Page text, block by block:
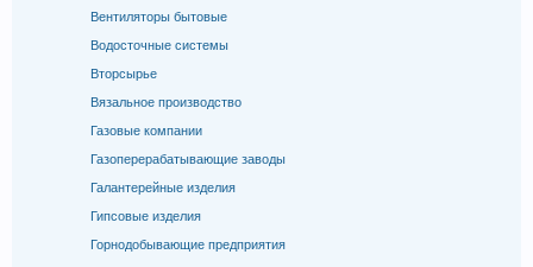
Вентиляторы бытовые
Водосточные системы
Вторсырье
Вязальное производство
Газовые компании
Газоперерабатывающие заводы
Галантерейные изделия
Гипсовые изделия
Горнодобывающие предприятия